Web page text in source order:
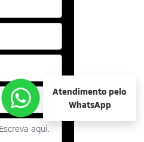
Atendimento pelo
WhatsApp